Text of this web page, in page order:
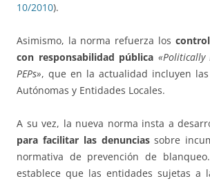
10/2010).
Asimismo, la norma refuerza los
con responsabilidad pública «Politically
PEPs», que en la actualidad incluyen
Autónomas y Entidades Locales.
A su vez, la nueva norma insta a
para facilitar las denunciassobre
normativa de prevención de
establece que las entidades sujetas a